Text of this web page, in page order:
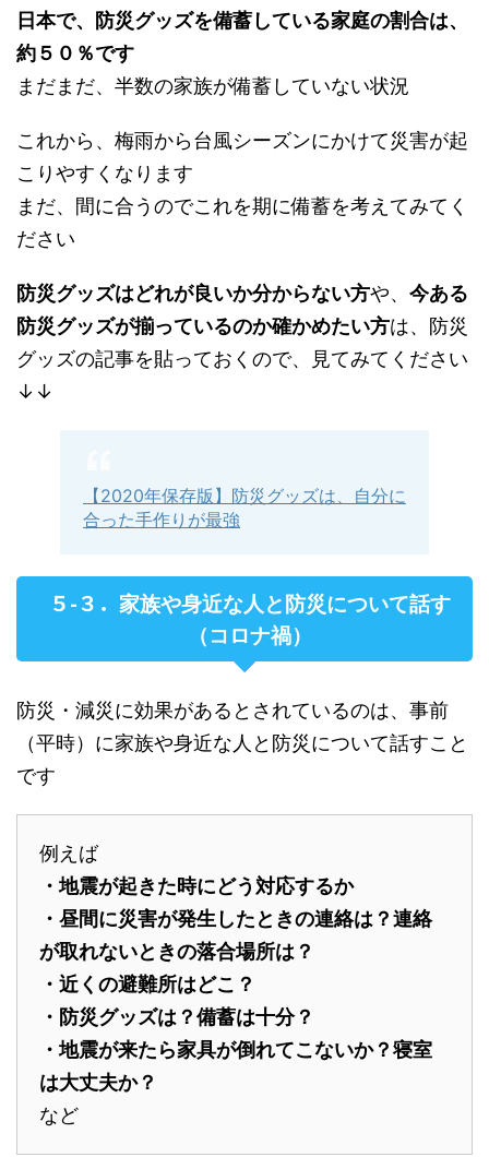
日本で、防災グッズを備蓄している家庭の割合は、
約５０％です
まだまだ、半数の家族が備蓄していない状況
これから、梅雨から台風シーズンにかけて災害が起
こりやすくなります
まだ、間に合うのでこれを期に備蓄を考えてみてく
ださい
防災グッズはどれが良いか分からない方や、 今ある
防災グッズが揃っているのか確かめたい方は、防災
グッズの記事を貼っておくので、見てみてください
↓↓
【2020年保存版】防災グッズは、自分に
合った手作りが最強
５-３． 家族や身近な人と防災について話す
（コロナ禍）
防災・減災に効果があるとされているのは、事前
（平時）に家族や身近な人と防災について話すこと
です
例えば
・地震が起きた時にどう対応するか
・昼間に災害が発生したときの連絡は？連絡
が取れないときの落合場所は？
・近くの避難所はどこ？
・防災グッズは？備蓄は十分？
・地震が来たら家具が倒れてこないか？寝室
は大丈夫か？
など